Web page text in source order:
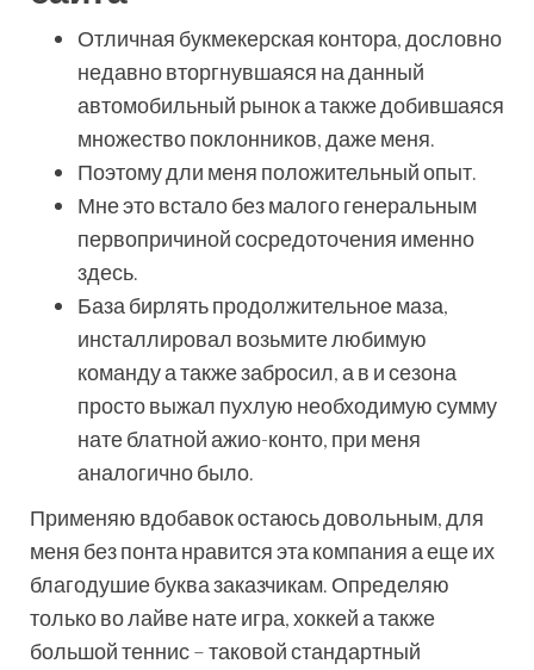
Отличная букмекерская контора, дословно
недавно вторгнувшаяся на данный
автомобильный рынок а также добившаяся
множество поклонников, даже меня.
Поэтому дли меня положительный опыт.
Мне это встало без малого генеральным
первопричиной сосредоточения именно
здесь.
База бирлять продолжительное маза,
инсталлировал возьмите любимую
команду а также забросил, а в и сезона
просто выжал пухлую необходимую сумму
нате блатной ажио-конто, при меня
аналогично было.
Применяю вдобавок остаюсь довольным, для
меня без понта нравится эта компания а еще их
благодушие буква заказчикам. Определяю
только во лайве нате игра, хоккей а также
большой теннис – таковой стандартный